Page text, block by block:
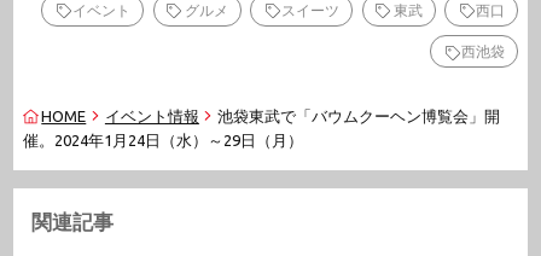
イベント グルメ スイーツ 東武 西口
西池袋
HOME イベント情報
池袋東武で「バウムクーヘン博覧会」開
催。2024年1月24日（水）～29日（月）
関連記事